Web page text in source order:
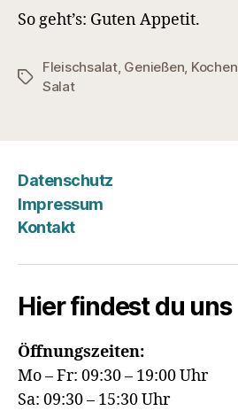
So geht’s: Guten Appetit.
Schlagwörter
Fleischsalat, Genießen Kochen
Salat
Datenschutz
Impressum
Kontakt
Hier findest du uns
Öffnungszeiten:
Mo – Fr: 09:30 – 19:00 Uhr
Sa: 09:30 – 15:30 Uhr